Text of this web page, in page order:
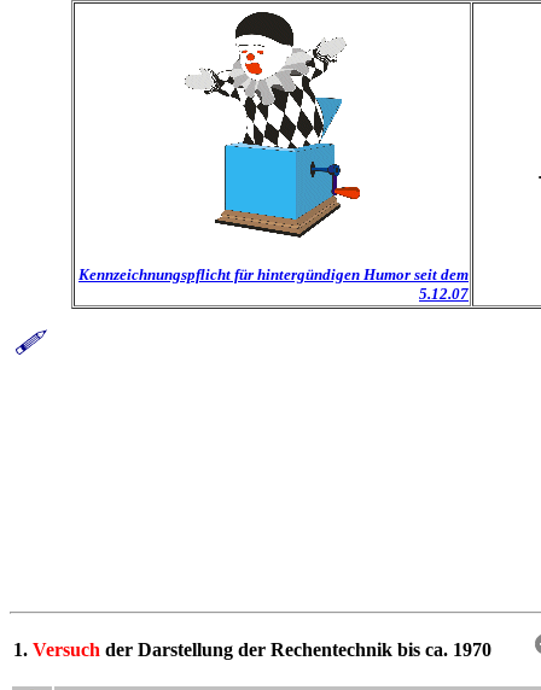
Kennzeichnungspflicht für hintergündigen Humor seit dem
5.12.07
.
1. Versuch der Darstellung der Rechentechnik bis ca. 1970